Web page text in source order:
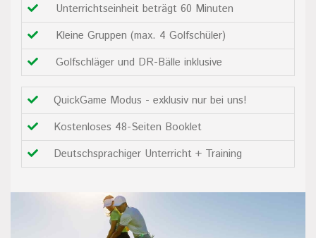
Unterrichtseinheit beträgt 60 Minuten
Kleine Gruppen (max. 4 Golfschüler)
Golfschläger und DR-Bälle inklusive
QuickGame Modus - exklusiv nur bei uns!
Kostenloses 48-Seiten Booklet
Deutschsprachiger Unterricht + Training